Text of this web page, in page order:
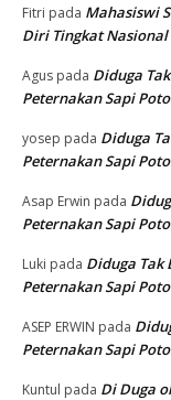
Fitri pada Mahasiswi
Diri Tingkat
Agus pada Diduga
Peternakan Sapi
yosep pada Diduga
Peternakan Sapi
Asap Erwin pada
Peternakan Sapi
Luki pada Diduga Tak
Peternakan Sapi
ASEP ERWIN pada
Peternakan Sapi
Kuntul pada Di Duga